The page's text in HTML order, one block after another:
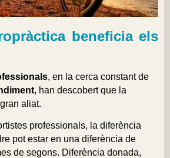
beneficia els
, en la cerca constant de
, han descobert que la
aliat.
professionals, la diferència
pot estar en una diferència de
de segons. Diferència donada,